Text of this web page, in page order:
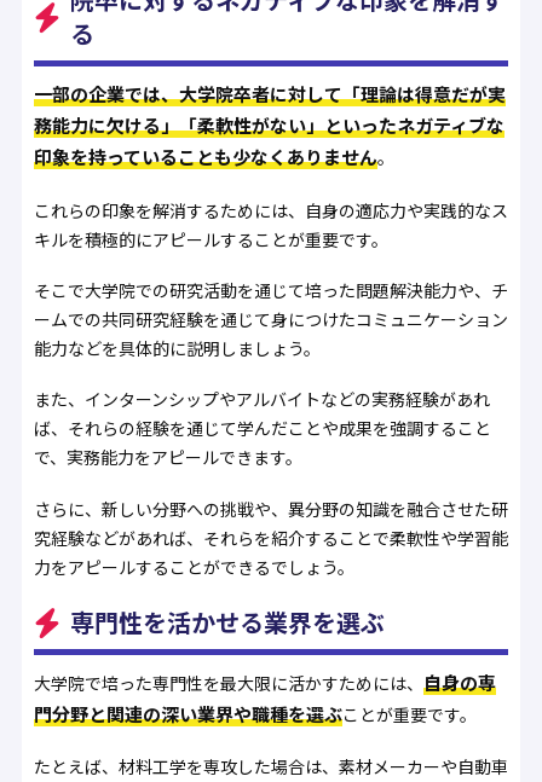
る
一部の企業では、大学院卒者に対して「理論は得意だが実
務能力に欠ける」「柔軟性がない」といったネガティブな
印象を持っていることも少なくありません。
これらの印象を解消するためには、自身の適応力や実践的なス
キルを積極的にアピールすることが重要です。
そこで大学院での研究活動を通じて培った問題解決能力や、チ
ームでの共同研究経験を通じて身につけたコミュニケーション
能力などを具体的に説明しましょう。
また、インターンシップやアルバイトなどの実務経験があれ
ば、それらの経験を通じて学んだことや成果を強調すること
で、実務能力をアピールできます。
さらに、新しい分野への挑戦や、異分野の知識を融合させた研
究経験などがあれば、それらを紹介することで柔軟性や学習能
力をアピールすることができるでしょう。
専門性を活かせる業界を選ぶ
大学院で培った専門性を最大限に活かすためには、 自身の専
門分野と関連の深い業界や職種を選ぶことが重要です。
たとえば、材料工学を専攻した場合は、素材メーカーや自動車